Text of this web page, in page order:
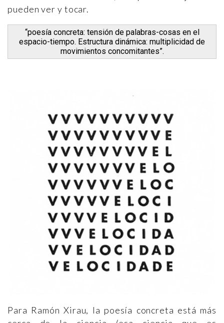
pueden ver y tocar.
“poesía concreta: tensión de palabras-cosas en el
espacio-tiempo. Estructura dinámica: multiplicidad de
movimientos concomitantes”.
Para Ramón Xirau, la poesía concreta está más